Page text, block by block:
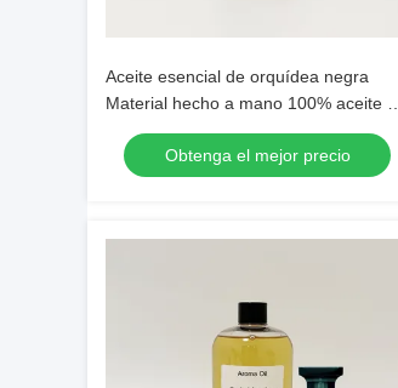
Aceite esencial de orquídea negra
Material hecho a mano 100% aceite de
fragancia puro Producción de
perfumesObtenga el mejor precio